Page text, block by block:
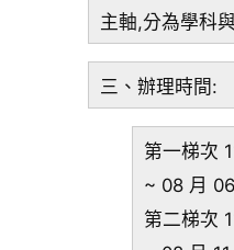
主軸,分為學科
三、辦理時間:
第一梯次
~ 08 月
第二梯次